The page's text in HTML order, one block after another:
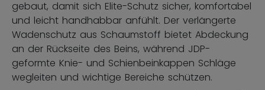
gebaut, damit sich Elite-Schutz sicher, komfortabel
und leicht handhabbar anfühlt. Der verlängerte
Wadenschutz aus Schaumstoff bietet Abdeckung
an der Rückseite des Beins, während JDP-
geformte Knie- und Schienbeinkappen Schläge
wegleiten und wichtige Bereiche schützen.